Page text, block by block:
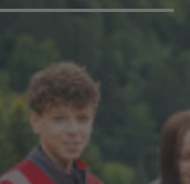
Lehrlinge